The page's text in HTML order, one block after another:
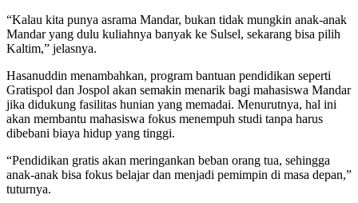
“Kalau kita punya asrama Mandar, bukan tidak mungkin anak-anak
Mandar yang dulu kuliahnya banyak ke Sulsel, sekarang bisa pilih
Kaltim,” jelasnya.
Hasanuddin menambahkan, program bantuan pendidikan seperti
Gratispol dan Jospol akan semakin menarik bagi mahasiswa Mandar
jika didukung fasilitas hunian yang memadai. Menurutnya, hal ini
akan membantu mahasiswa fokus menempuh studi tanpa harus
dibebani biaya hidup yang tinggi.
“Pendidikan gratis akan meringankan beban orang tua, sehingga
anak-anak bisa fokus belajar dan menjadi pemimpin di masa depan,”
tuturnya.